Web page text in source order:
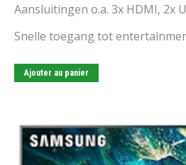
Aansluitingen o.a. 3x HDMI, 2x
Snelle toegang tot
Ajouter au panier